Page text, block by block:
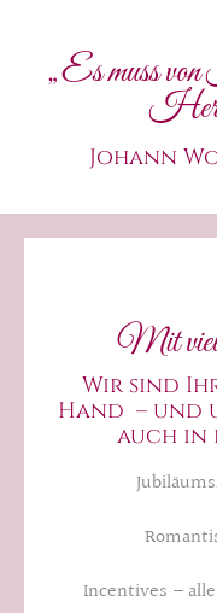
„Es muss
Johann
Mit
Wir sind
Hand – und
auch in
Incentives –